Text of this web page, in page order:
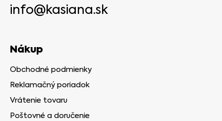
info@kasiana.sk
Nákup
Obchodné podmienky
Reklamačný poriadok
Vrátenie tovaru
Poštovné a doručenie